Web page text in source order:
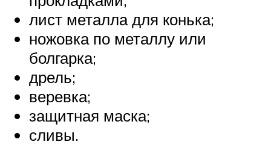
лист металла для конька;
ножовка по металлу или
болгарка;
дрель;
веревка;
защитная маска;
сливы.